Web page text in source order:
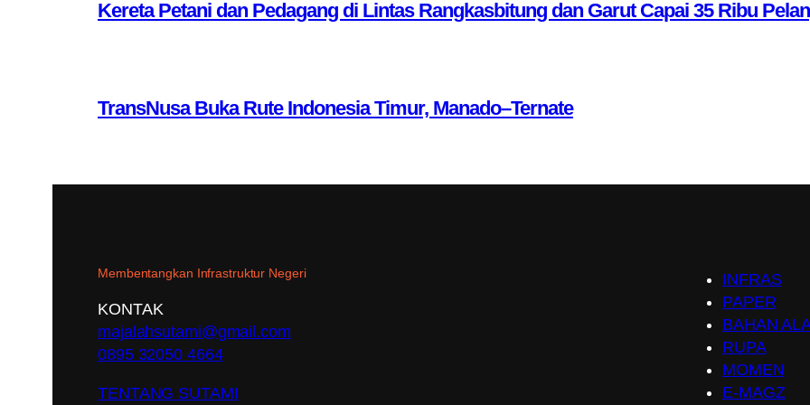
Kereta Petani dan Pedagang di Lintas Rangkasbitung dan Garut Capai 35 Ribu
TransNusa Buka Rute Indonesia Timur, Manado–Ternate
Membentangkan Infrastruktur Negeri
KONTAK
majalahsutami@gmail.com
0895 32050 4664
TENTANG SUTAMI
INFRAS
PAPER
BAHAN
RUPA
MOMEN
E-MAGZ